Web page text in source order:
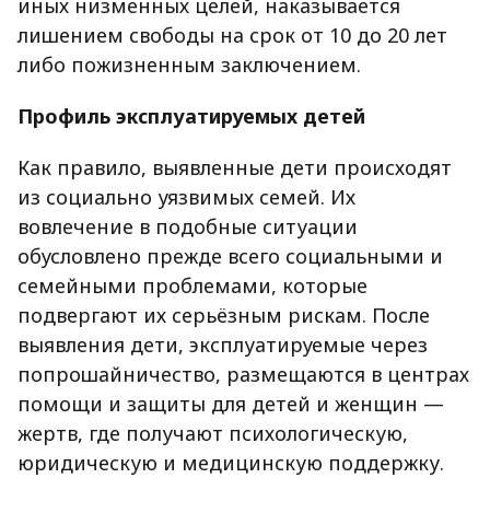
иных низменных целей, наказывается
лишением свободы на срок от 10 до 20 лет
либо пожизненным заключением.
Профиль эксплуатируемых детей
Как правило, выявленные дети происходят
из социально уязвимых семей. Их
вовлечение в подобные ситуации
обусловлено прежде всего социальными и
семейными проблемами, которые
подвергают их серьёзным рискам. После
выявления дети, эксплуатируемые через
попрошайничество, размещаются в центрах
помощи и защиты для детей и женщин —
жертв, где получают психологическую,
юридическую и медицинскую поддержку.